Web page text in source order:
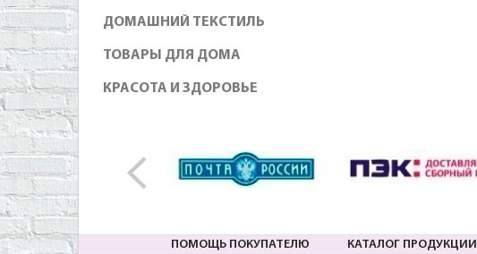
ДОМАШНИЙ ТЕКСТИЛЬ
ТОВАРЫ ДЛЯ ДОМА
КРАСОТА И ЗДОРОВЬЕ
ПОМОЩЬ ПОКУПАТЕЛЮ КАТАЛОГ ПРОДУКЦИИ